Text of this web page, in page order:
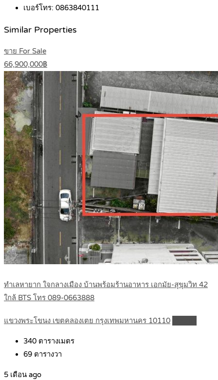
เบอร์โทร: 0863840111
Similar Properties
ขาย For Sale
66,900,000฿
ทำเลหายาก ใจกลางเมือง บ้านพร้อมร้านอาหาร เอกมัย-สุขุมวิท 42
ใกล้ BTS โทร 089-0663888
แขวงพระโขนง เขตคลองเตย กรุงเทพมหานคร 10110
340 ตารางเมตร
69 ตารางวา
5 เดือน ago